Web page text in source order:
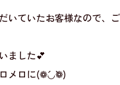
いていたお客様なので、
ました💕
メロに(❁´◡`❁)